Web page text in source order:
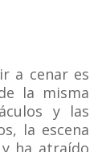
a cenar es
la misma
y las
la escena
ha atraído